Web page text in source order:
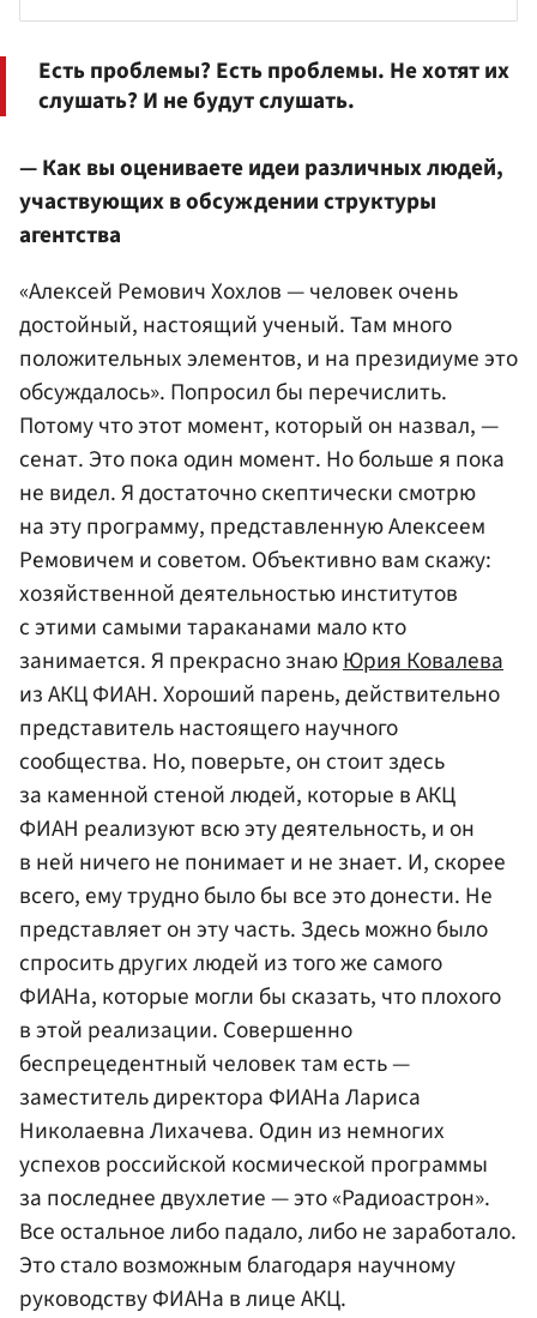
Есть проблемы? Есть проблемы. Не хотят их
слушать? И не будут слушать.
— Как вы оцениваете идеи различных людей,
участвующих в обсуждении структуры
агентства
«Алексей Ремович Хохлов — человек очень
достойный, настоящий ученый. Там много
положительных элементов, и на президиуме это
обсуждалось». Попросил бы перечислить.
Потому что этот момент, который он назвал, —
сенат. Это пока один момент. Но больше я пока
не видел. Я достаточно скептически смотрю
на эту программу, представленную Алексеем
Ремовичем и советом. Объективно вам скажу:
хозяйственной деятельностью институтов
с этими самыми тараканами мало кто
занимается. Я прекрасно знаюЮрия Ковалева
из АКЦ ФИАН. Хороший парень, действительно
представитель настоящего научного
сообщества. Но, поверьте, он стоит здесь
за каменной стеной людей, которые в АКЦ
ФИАН реализуют всю эту деятельность, и он
в ней ничего не понимает и не знает. И, скорее
всего, ему трудно было бы все это донести. Не
представляет он эту часть. Здесь можно было
спросить других людей из того же самого
ФИАНа, которые могли бы сказать, что плохого
в этой реализации. Совершенно
беспрецедентный человек там есть —
заместитель директора ФИАНа Лариса
Николаевна Лихачева. Один из немногих
успехов российской космической программы
за последнее двухлетие — это «Радиоастрон».
Все остальное либо падало, либо не заработало.
Это стало возможным благодаря научному
руководству ФИАНа в лице АКЦ.